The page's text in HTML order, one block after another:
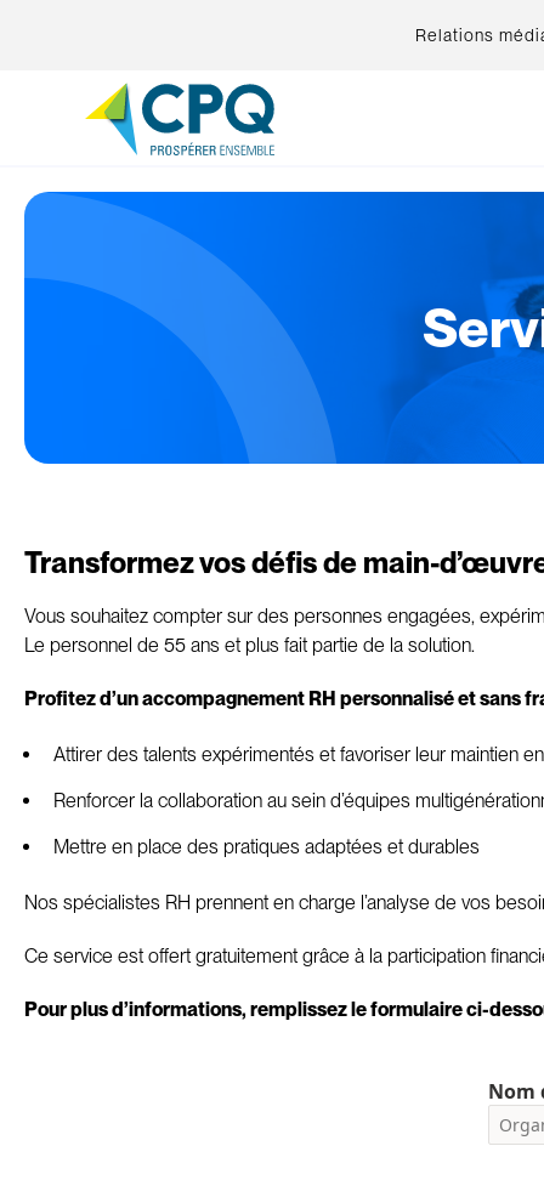
Relations
Transformez vos défis de main-
Vous souhaitez compter sur des personnes engagées,
Le personnel de 55 ans et plus fait partie de la solution.
Profitez d’un accompagnement RH personnalisé et sans
Attirer des talents expérimentés et favoriser leur maintien
Renforcer la collaboration au sein d’équipes
Mettre en place des pratiques adaptées et durables
Nos spécialistes RH prennent en charge l’analyse de vos
Ce service est offert gratuitement grâce à la participation
Pour plus d’informations, remplissez le formulaire ci-
Nom